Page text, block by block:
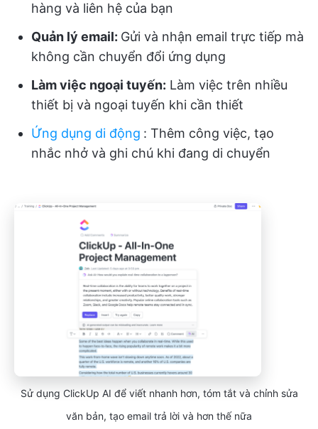
hàng và liên hệ của bạn
Quản lý email: Gửi và nhận email trực tiếp mà
không cần chuyển đổi ứng dụng
Làm việc ngoại tuyến: Làm việc trên nhiều
thiết bị và ngoại tuyến khi cần thiết
Ứng dụng di động : Thêm công việc, tạo
nhắc nhở và ghi chú khi đang di chuyển
Sử dụng ClickUp AI để viết nhanh hơn, tóm tắt và chỉnh sửa
văn bản, tạo email trả lời và hơn thế nữa